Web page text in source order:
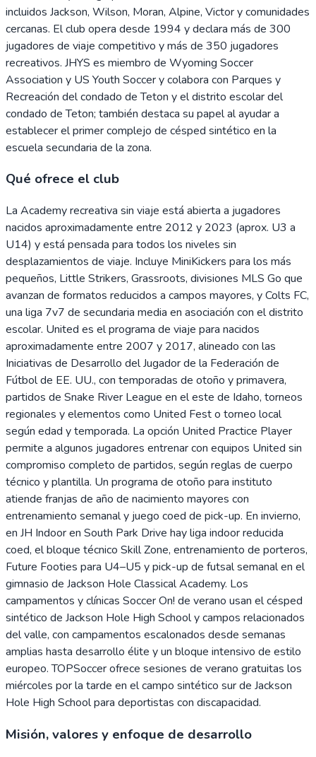
incluidos Jackson, Wilson, Moran, Alpine, Victor y comunidades
cercanas. El club opera desde 1994 y declara más de 300
jugadores de viaje competitivo y más de 350 jugadores
recreativos. JHYS es miembro de Wyoming Soccer
Association y US Youth Soccer y colabora con Parques y
Recreación del condado de Teton y el distrito escolar del
condado de Teton; también destaca su papel al ayudar a
establecer el primer complejo de césped sintético en la
escuela secundaria de la zona.
Qué ofrece el club
La Academy recreativa sin viaje está abierta a jugadores
nacidos aproximadamente entre 2012 y 2023 (aprox. U3 a
U14) y está pensada para todos los niveles sin
desplazamientos de viaje. Incluye MiniKickers para los más
pequeños, Little Strikers, Grassroots, divisiones MLS Go que
avanzan de formatos reducidos a campos mayores, y Colts FC,
una liga 7v7 de secundaria media en asociación con el distrito
escolar. United es el programa de viaje para nacidos
aproximadamente entre 2007 y 2017, alineado con las
Iniciativas de Desarrollo del Jugador de la Federación de
Fútbol de EE. UU., con temporadas de otoño y primavera,
partidos de Snake River League en el este de Idaho, torneos
regionales y elementos como United Fest o torneo local
según edad y temporada. La opción United Practice Player
permite a algunos jugadores entrenar con equipos United sin
compromiso completo de partidos, según reglas de cuerpo
técnico y plantilla. Un programa de otoño para instituto
atiende franjas de año de nacimiento mayores con
entrenamiento semanal y juego coed de pick-up. En invierno,
en JH Indoor en South Park Drive hay liga indoor reducida
coed, el bloque técnico Skill Zone, entrenamiento de porteros,
Future Footies para U4–U5 y pick-up de futsal semanal en el
gimnasio de Jackson Hole Classical Academy. Los
campamentos y clínicas Soccer On! de verano usan el césped
sintético de Jackson Hole High School y campos relacionados
del valle, con campamentos escalonados desde semanas
amplias hasta desarrollo élite y un bloque intensivo de estilo
europeo. TOPSoccer ofrece sesiones de verano gratuitas los
miércoles por la tarde en el campo sintético sur de Jackson
Hole High School para deportistas con discapacidad.
Misión, valores y enfoque de desarrollo